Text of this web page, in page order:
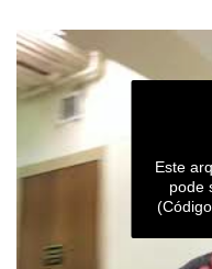
Este
pode